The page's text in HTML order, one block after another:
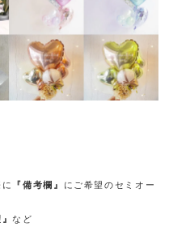
『備考欄』
にご希望のセミオー
』など